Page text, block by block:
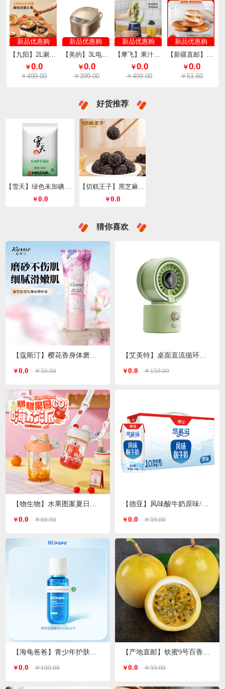
新品优惠购
￥0.0
￥499.00
新品优惠购
【美的】3L电饭煲MB-SCF3079-FD
￥0.0
￥399.00
新品优惠购
￥0.0
￥499.00
新品优惠购
￥0.0
￥51.60
好货推荐
￥0.0 ￥0.0
猜你喜欢
￥0.0 ￥59.00
￥0.0 ￥69.00
【海龟爸爸】青少年护肤品爽肤水双萃控油精华水
￥0.0 ￥109.00
￥0.0 ￥159.00
￥0.0 ￥59.00
【产地直邮】钦蜜9号百香果 净重3斤特大果（单果70-90g）广西发货
￥0.0 ￥59.00